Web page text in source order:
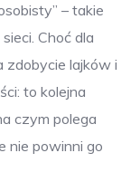
– takie
Choć dla
zdobycie lajków i
to kolejna
czym polega
nie powinni go